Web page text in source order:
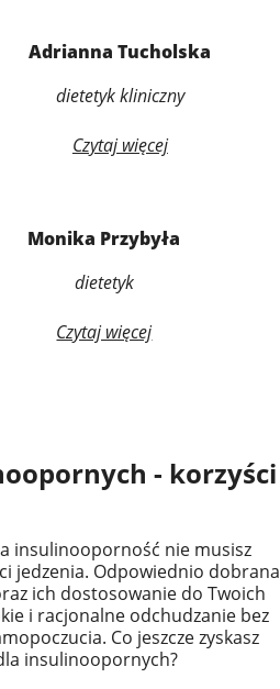
Adrianna Tucholska
dietetyk kliniczny
Czytaj więcej
Monika Przybyła
dietetyk
Czytaj więcej
- korzyści
insulinooporność nie musisz
jedzenia. Odpowiednio dobrana
ich dostosowanie do Twoich
i racjonalne odchudzanie bez
Co jeszcze zyskasz
insulinoopornych?